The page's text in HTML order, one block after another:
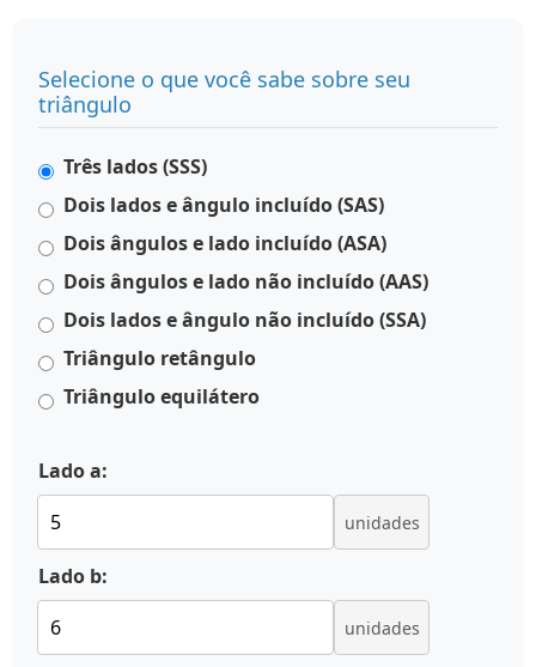
Selecione o que você sabe sobre seu
triângulo
Três lados (SSS)
Dois lados e ângulo incluído (SAS)
Dois ângulos e lado incluído (ASA)
Dois ângulos e lado não incluído (AAS)
Dois lados e ângulo não incluído (SSA)
Triângulo retângulo
Triângulo equilátero
Lado a:
unidades
Lado b:
unidades